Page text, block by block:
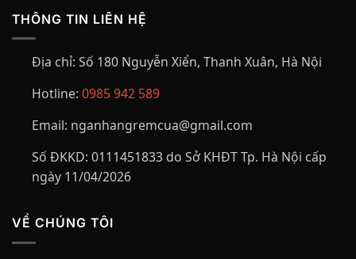
THÔNG TIN LIÊN HỆ
Địa chỉ: Số 180 Nguyễn Xiển, Thanh Xuân, Hà Nội
Hotline: 0985 942 589
Email: nganhangremcua@gmail.com
Số ĐKKD: 0111451833 do Sở KHĐT Tp. Hà Nội cấp
ngày 11/04/2026
VỀ CHÚNG TÔI